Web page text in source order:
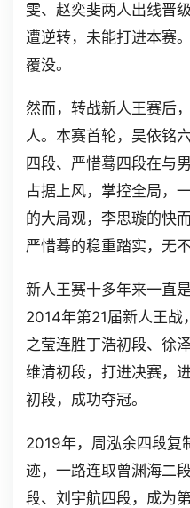
雯、赵奕斐两人出线晋
遭逆转，未能打进本赛
覆没。
然而，转战新人王赛后
人。本赛首轮，吴依铭
四段、严惜蓦四段在与
占据上风，掌控全局，
的大局观，李思璇的快
严惜蓦的稳重踏实，无
新人王赛十多年来一直
2014年第21届新人王战
之莹连胜丁浩初段、徐
维清初段，打进决赛，
初段，成功夺冠。
2019年，周泓余四段复
迹，一路连取曾渊海二
段、刘宇航四段，成为